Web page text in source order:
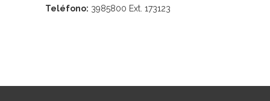
Teléfono: 3985800 Ext. 173123